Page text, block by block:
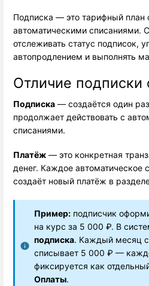
Подписка — это тарифный план
автоматическими списаниями.
отслеживать статус подписок,
автопродлением и выполнять
Отличие подписки
Подписка — создаётся один
продолжает действовать с
списаниями.
Платёж — это конкретная
денег. Каждое автоматическое
создаёт новый платёж в
Пример: подписчик
на курс за 5 000 ₽. В
подписка. Каждый месяц
списывает 5 000 ₽ —
фиксируется как
Оплаты.